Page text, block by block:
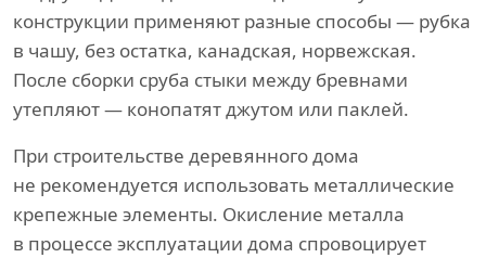
конструкции применяют разные способы — рубка
в чашу, без остатка, канадская, норвежская.
После сборки сруба стыки между бревнами
утепляют — конопатят джутом или паклей.
При строительстве деревянного дома
не рекомендуется использовать металлические
крепежные элементы. Окисление металла
в процессе эксплуатации дома спровоцирует